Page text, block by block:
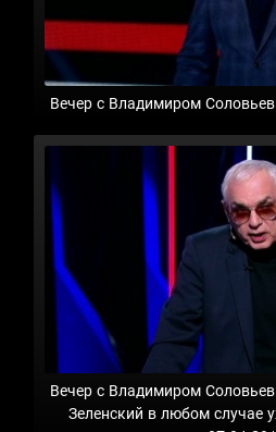
Вечер с Владимиром
Вечер с Владимиром
Зеленский в любом случае